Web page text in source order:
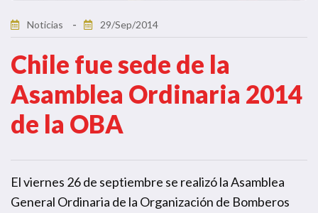
Noticias 29/Sep/2014
Chile fue sede de la
Asamblea Ordinaria 2014
de la OBA
El viernes 26 de septiembre se realizó la Asamblea
General Ordinaria de la Organización de Bomberos